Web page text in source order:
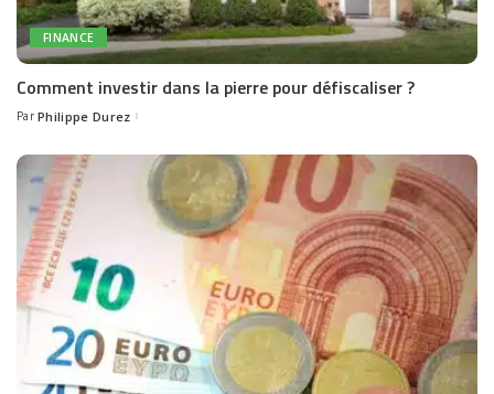
FINANCE
Comment investir dans la pierre pour défiscaliser ?
Posted
Par Philippe Durez